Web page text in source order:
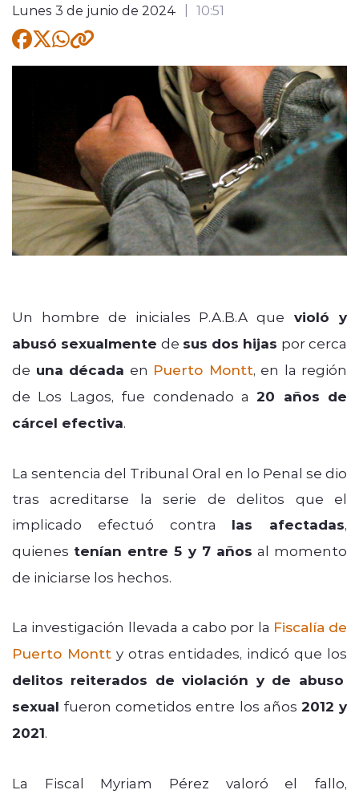
Quienes Somos
modo claro
Lunes 3 de junio de 2024 10:51
Un hombre de iniciales P.A.B.A que violó y
abusó sexualmente de sus dos hijas por cerca
de una década en Puerto Montt, en la región
de Los Lagos, fue condenado a20 años de
cárcel efectiva.
La sentencia del Tribunal Oral en lo Penal se dio
tras acreditarse la serie de delitos que el
implicado efectuó contra las afectadas,
quienes tenían entre 5 y 7 años al momento
de iniciarse los hechos.
La investigación llevada a cabo por la Fiscalía de
Puerto Montty otras entidades, indicó que los
delitos reiterados de violación y de abuso
sexual fueron cometidos entre los años 2012 y
2021.
La Fiscal Myriam Pérez valoró el fallo,